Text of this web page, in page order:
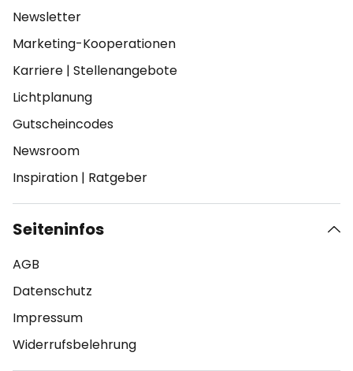
Newsletter
Marketing-Kooperationen
Karriere | Stellenangebote
Lichtplanung
Gutscheincodes
Newsroom
Inspiration | Ratgeber
Seiteninfos
AGB
Datenschutz
Impressum
Widerrufsbelehrung